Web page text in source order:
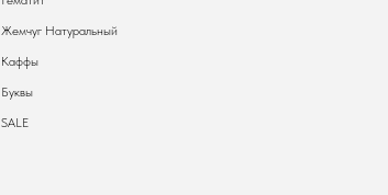
Жемчуг Натуральный
Каффы
Буквы
SALE